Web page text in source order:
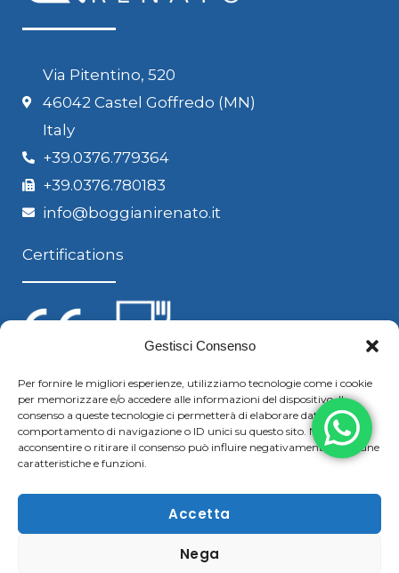
Gestisci Consenso
Per fornire le migliori esperienze, utilizziamo tecnologie come i cookie
per memorizzare e/o accedere alle informazioni del dispositivo. Il
consenso a queste tecnologie ci permetterà di elaborare dati come il
comportamento di navigazione o ID unici su questo sito. Non
acconsentire o ritirare il consenso può influire negativamente su alcune
caratteristiche e funzioni.
Accetta
Nega
Via Pitentino, 520
46042 Castel Goffredo (MN)
Italy
+39.0376.779364
+39.0376.780183
info@boggianirenato.it
Certifications
Follow us
F
c
Y
u
L
n
S
k
y
p
Copyright © 2021 Boggiani Renato SRLReg. Imp / P.IVA e